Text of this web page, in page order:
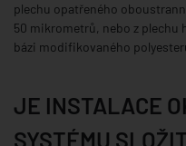
plechu opatřeného
50 mikrometrů, nebo z plechu
bázi modifikovaného
JE INSTALACE
SYSTÉMU